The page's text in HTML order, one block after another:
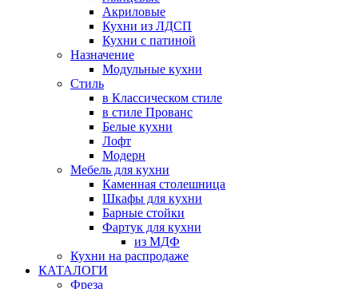
Акриловые
Кухни из ЛДСП
Кухни с патиной
Назначение
Модульные кухни
Стиль
в Классическом стиле
в стиле Прованс
Белые кухни
Лофт
Модерн
Мебель для кухни
Каменная столешница
Шкафы для кухни
Барные стойки
Фартук для кухни
из МДФ
Кухни на распродаже
КАТАЛОГИ
Фреза